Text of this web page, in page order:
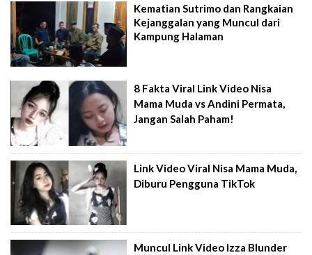
Kematian Sutrimo dan Rangkaian
Kejanggalan yang Muncul dari
Kampung Halaman
8 Fakta Viral Link Video Nisa
Mama Muda vs Andini Permata,
Jangan Salah Paham!
Link Video Viral Nisa Mama Muda,
Diburu Pengguna TikTok
Muncul Link Video Izza Blunder